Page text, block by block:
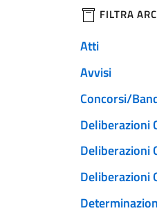
FILTRA
Atti
Avvisi
Concorsi/
Deliberazioni
Deliberazioni
Deliberazioni